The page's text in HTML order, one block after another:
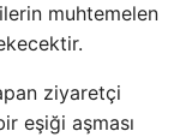
muhtemelen
ziyaretçi
eşiği aşması